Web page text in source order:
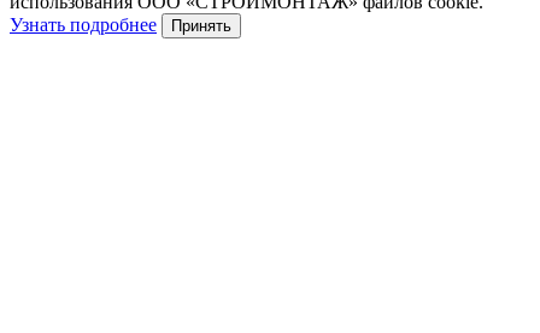
Узнать подробнее
Принять